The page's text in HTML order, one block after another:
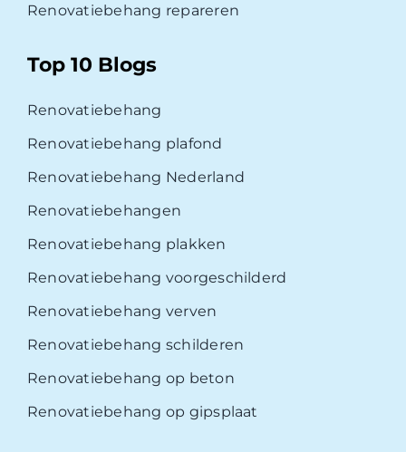
Renovatiebehang repareren
Top 10 Blogs
Renovatiebehang
Renovatiebehang plafond
Renovatiebehang Nederland
Renovatiebehangen
Renovatiebehang plakken
Renovatiebehang voorgeschilderd
Renovatiebehang verven
Renovatiebehang schilderen
Renovatiebehang op beton
Renovatiebehang op gipsplaat